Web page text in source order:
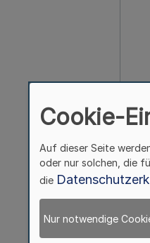
Cookie-
Auf dieser Seite
oder nur solchen, die
die
Nur notwendige